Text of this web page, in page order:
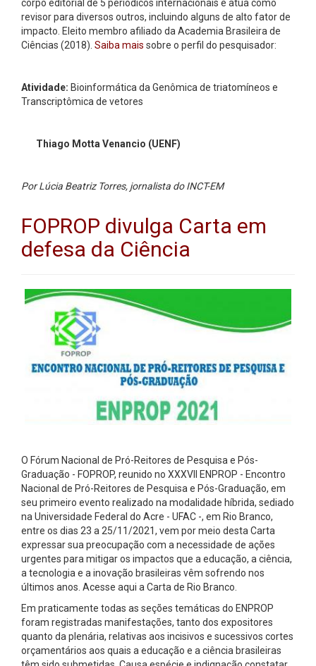
corpo editorial de 5 periódicos internacionais e atua como
revisor para diversos outros, incluindo alguns de alto fator de
impacto. Eleito membro afiliado da Academia Brasileira de
Ciências (2018). Saiba mais sobre o perfil do pesquisador:
Atividade: Bioinformática da Genômica de triatomíneos e
Transcriptômica de vetores
Thiago Motta Venancio (UENF)
Por Lúcia Beatriz Torres, jornalista do INCT-EM
FOPROP divulga Carta em
defesa da Ciência
O Fórum Nacional de Pró-Reitores de Pesquisa e Pós-
Graduação - FOPROP, reunido no XXXVII ENPROP - Encontro
Nacional de Pró-Reitores de Pesquisa e Pós-Graduação, em
seu primeiro evento realizado na modalidade híbrida, sediado
na Universidade Federal do Acre - UFAC -, em Rio Branco,
entre os dias 23 a 25/11/2021, vem por meio desta Carta
expressar sua preocupação com a necessidade de ações
urgentes para mitigar os impactos que a educação, a ciência,
a tecnologia e a inovação brasileiras vêm sofrendo nos
últimos anos. Acesse aqui a Carta de Rio Branco.
Em praticamente todas as seções temáticas do ENPROP
foram registradas manifestações, tanto dos expositores
quanto da plenária, relativas aos incisivos e sucessivos cortes
orçamentários aos quais a educação e a ciência brasileiras